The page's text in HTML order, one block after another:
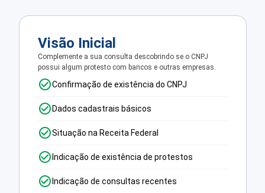
Visão Inicial
Complemente a sua consulta descobrindo se o CNPJ
possui algum protesto com bancos e outras empresas.
Confirmação de existência do CNPJ
Dados cadastrais básicos
Situação na Receita Federal
Indicação de existência de protestos
Indicação de consultas recentes